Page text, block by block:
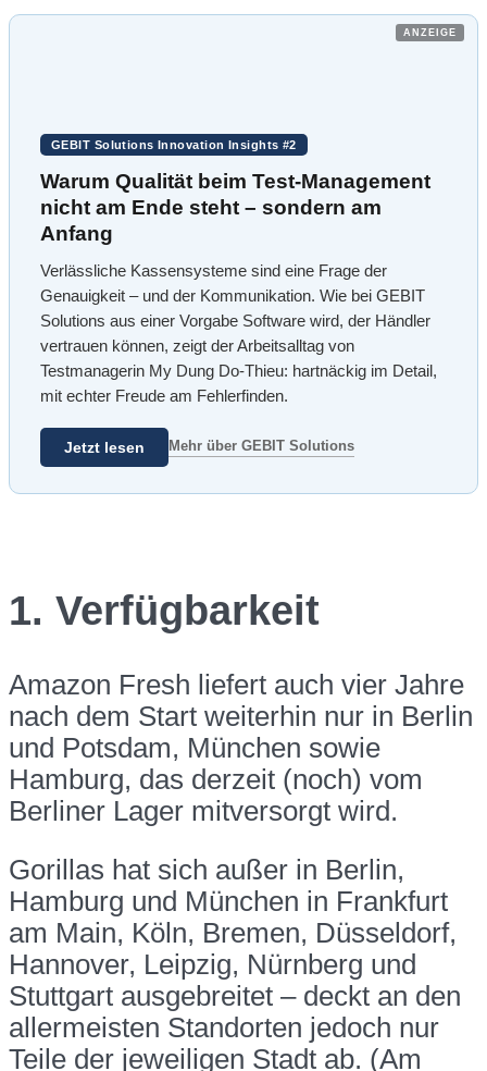
GEBIT Solutions Innovation Insights #2
Warum Qualität beim Test-Management
nicht am Ende steht – sondern am
Anfang
Verlässliche Kassensysteme sind eine Frage der
Genauigkeit – und der Kommunikation. Wie bei GEBIT
Solutions aus einer Vorgabe Software wird, der Händler
vertrauen können, zeigt der Arbeitsalltag von
Testmanagerin My Dung Do-Thieu: hartnäckig im Detail,
mit echter Freude am Fehlerfinden.
Jetzt lesen Mehr über GEBIT Solutions
ANZEIGE
1. Verfügbarkeit
Amazon Fresh liefert auch vier Jahre
nach dem Start weiterhin nur in Berlin
und Potsdam, München sowie
Hamburg, das derzeit (noch) vom
Berliner Lager mitversorgt wird.
Gorillas hat sich außer in Berlin,
Hamburg und München in Frankfurt
am Main, Köln, Bremen, Düsseldorf,
Hannover, Leipzig, Nürnberg und
Stuttgart ausgebreitet – deckt an den
allermeisten Standorten jedoch nur
Teile der jeweiligen Stadt ab. (Am